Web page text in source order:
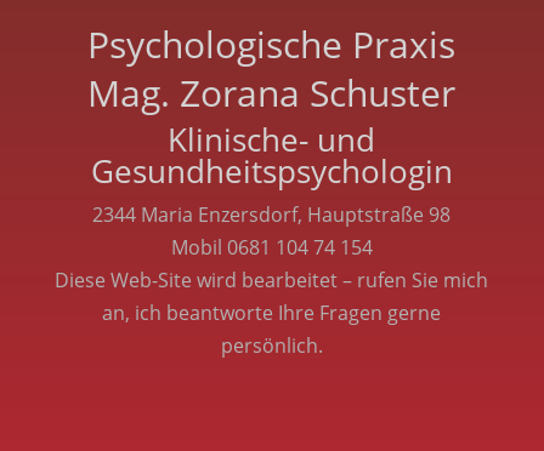
Psychologische Praxis
Mag. Zorana Schuster
Klinische- und
Gesundheitspsychologin
2344 Maria Enzersdorf, Hauptstraße 98
Mobil 0681 104 74 154
Diese Web-Site wird bearbeitet – rufen Sie mich
an, ich beantworte Ihre Fragen gerne
persönlich.